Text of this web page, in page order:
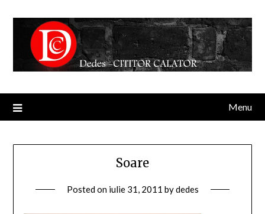
Menu
Soare
Posted on iulie 31, 2011 bydedes